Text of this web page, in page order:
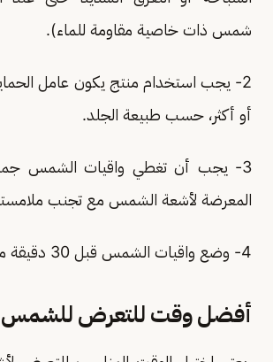
شمس ذات خاصية مقاومة للماء).
أو أكثر، حسب طبيعة الجلد.
3- يجب أن تغطي واقيات الشمس
المعرضة لأشعة الشمس مع تجنب
4- وضع واقيات الشمس قبل 30 دقيقة من التعرض لها.
أفضل وقت للتعرض للشمس